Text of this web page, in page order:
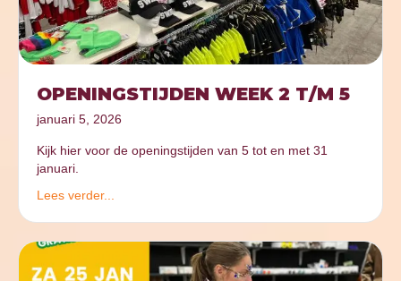
OPENINGSTIJDEN WEEK 2 T/M 5
januari 5, 2026
Kijk hier voor de openingstijden van 5 tot en met 31
januari.
Lees verder...